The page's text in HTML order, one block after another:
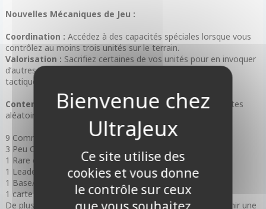
Nouvelles Mécaniques de Jeu :
Coordination : Accédez à des capacités spéciales lorsque vous
contrôlez au moins trois unités sur le terrain.
Valorisation : Sacrifiez certaines de vos unités pour en invoquer
d’autres à moindre coût, vous donnant ainsi un avantage
tactique.
Contenu des Boosters :Chaque booster contient 16 cartes
aléatoires en français, réparties comme suit :
9 Communes
3 Peu Communes
1 Rare ou Légendaire
1 Leader
1 Base/Jeton
1 carte Foil (brillante)
De plus, chaque booster offre une petite chance de contenir une
Ce site utilise des
cookies et vous donne
le contrôle sur ceux